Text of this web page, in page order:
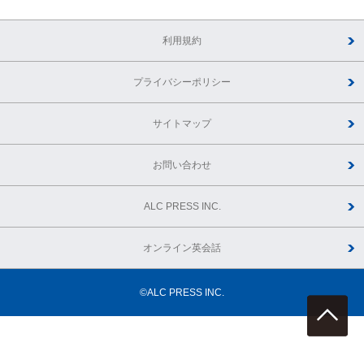
利用規約
プライバシーポリシー
サイトマップ
お問い合わせ
ALC PRESS INC.
オンライン英会話
©ALC PRESS INC.